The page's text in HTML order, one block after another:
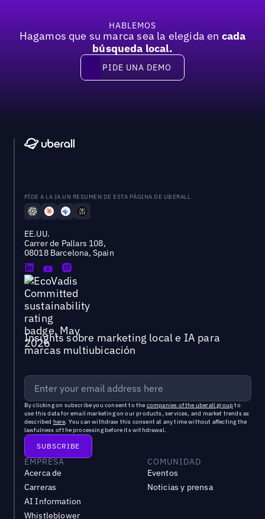
HABLEMOS
Hagamos que su marca sea la elegida en cada
búsqueda local.
Pide una demo
PIDE UNA DEMO
PÍDE A LA IA UN RESUMEN DE ESTA PÁGINA DE UBERALL
EE.UU.
Carrer de Pallars 108,
08018 Barcelona, Spain
Insights sobre marketing local e IA para
marcas multiubicación
By clicking on subscribe you consent to the companies of the uberall groupto
use this data for email marketing on our products, services, and market trends as
described here. You can withdraw this consent at any time without affecting the
lawfulness of the processing before its withdrawal.
EMPRESA
Acerca de
Carreras
AI Information
Whistleblower
COMUNIDAD
Eventos
Noticias y prensa